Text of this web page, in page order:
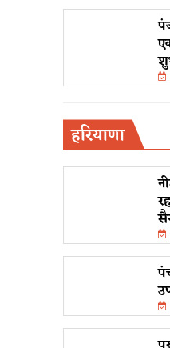
हरियाणा